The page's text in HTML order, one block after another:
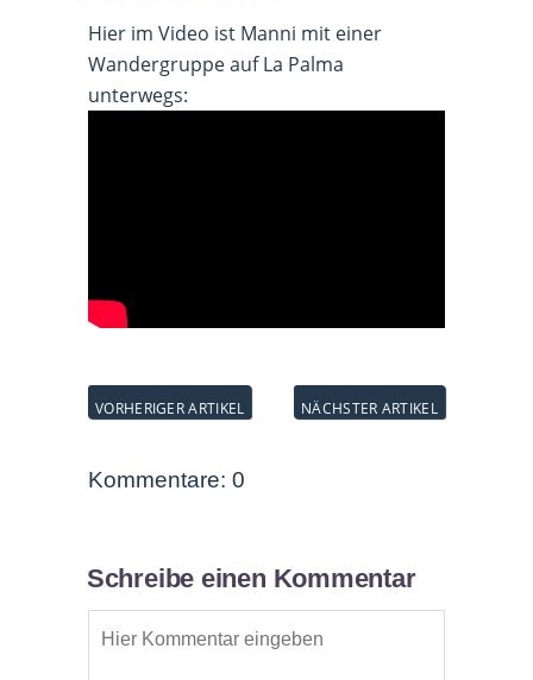
Hier im Video ist Manni mit einer
Wandergruppe auf La Palma
unterwegs:
Kommentare: 0
Schreibe einen Kommentar